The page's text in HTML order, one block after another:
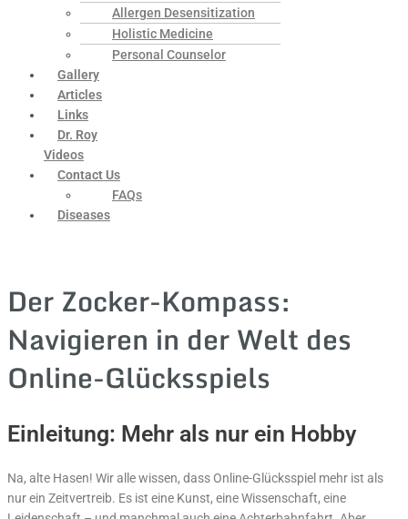
Allergen Desensitization
Holistic Medicine
Personal Counselor
Gallery
Articles
Links
Dr. Roy
Videos
Contact Us
FAQs
Diseases
Der Zocker-Kompass:
Navigieren in der Welt des
Online-Glücksspiels
Einleitung: Mehr als nur ein Hobby
Na, alte Hasen! Wir alle wissen, dass Online-Glücksspiel mehr ist als
nur ein Zeitvertreib. Es ist eine Kunst, eine Wissenschaft, eine